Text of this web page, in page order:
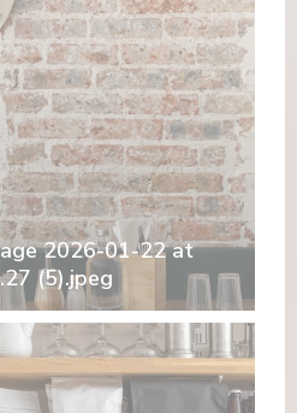
2026-01-22 at
(5).jpeg